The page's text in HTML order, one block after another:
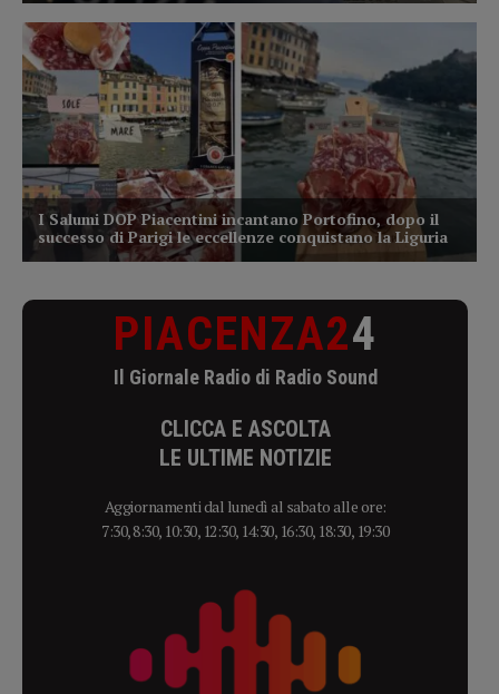
PIACENZA24
Il Giornale Radio di Radio Sound
CLICCA E ASCOLTA
LE ULTIME NOTIZIE
Aggiornamenti dal lunedì al sabato alle ore:
7:30, 8:30, 10:30, 12:30, 14:30, 16:30, 18:30, 19:30